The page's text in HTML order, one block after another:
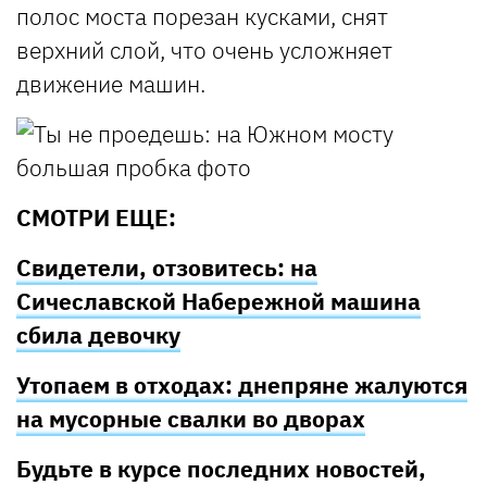
полос моста порезан кусками, снят
верхний слой, что очень усложняет
движение машин.
СМОТРИ ЕЩЕ:
Свидетели, отзовитесь: на
Сичеславской Набережной машина
сбила девочку
Утопаем в отходах: днепряне жалуются
на мусорные свалки во дворах
Будьте в курсе последних новостей,